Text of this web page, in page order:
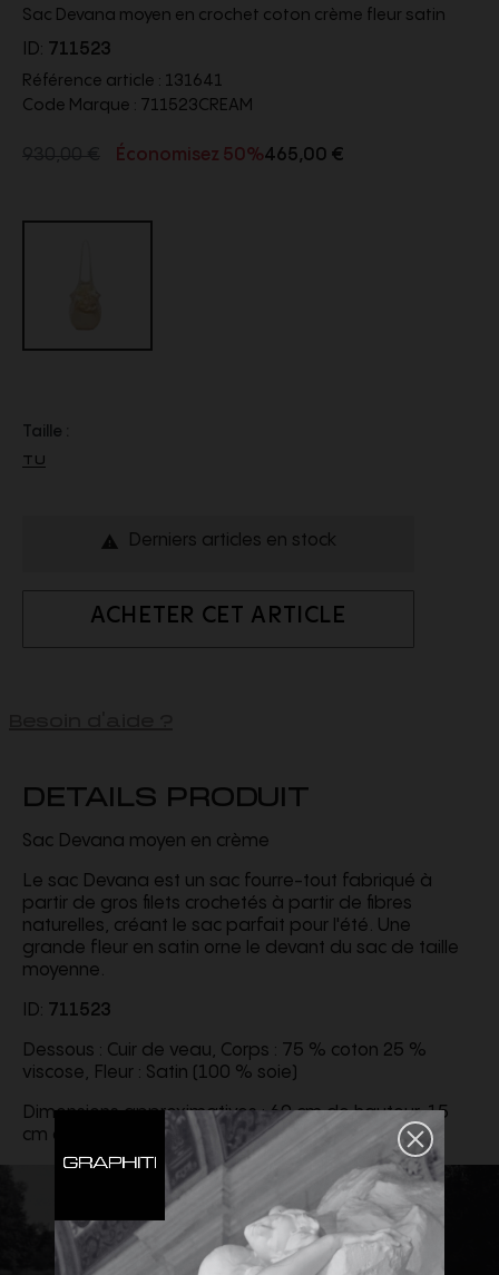
Sac Devana moyen en crochet coton crème fleur satin
ID: 711523
Référence article : 131641
Code Marque : 711523CREAM
Économisez 50%465,00 €
Taille :
TU
 Derniers articles en stock
ACHETER CET ARTICLE
DETAILS PRODUIT
Sac Devana moyen en crème
Le sac Devana est un sac fourre-tout fabriqué à
partir de gros filets crochetés à partir de fibres
naturelles, créant le sac parfait pour l'été. Une
grande fleur en satin orne le devant du sac de taille
moyenne.
ID: 711523
Dessous : Cuir de veau, Corps : 75 % coton 25 %
viscose, Fleur : Satin (100 % soie)
Dimensions approximatives : 60 cm de hauteur, 15
cm de profondeur (en bas)